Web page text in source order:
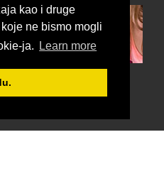
kao i druge
ne bismo mogli
ja.
Learn more